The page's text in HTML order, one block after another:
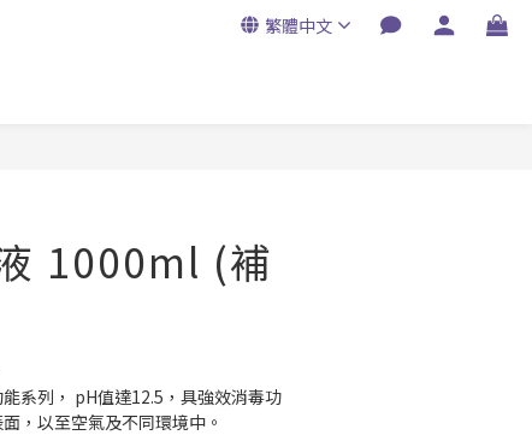
繁體中文
1000ml (補
系列， pH值達12.5，具強效消毒功
，以至空氣及不同環境中。